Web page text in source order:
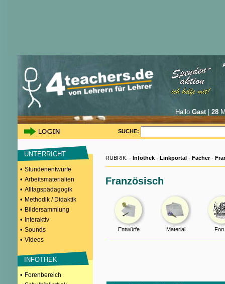
Hallo Gast| 28
SUCHE:
UNTERRICHT
• Stundenentwürfe
• Arbeitsmaterialien
• Alltagspädagogik
• Methodik / Didaktik
• Bildersammlung
• Interaktiv
• Sounds
• Videos
INFOTHEK
• Forenbereich
RUBRIK: - Infothek - Linkportal - Fächer-
Französisch
Entwürfe Material